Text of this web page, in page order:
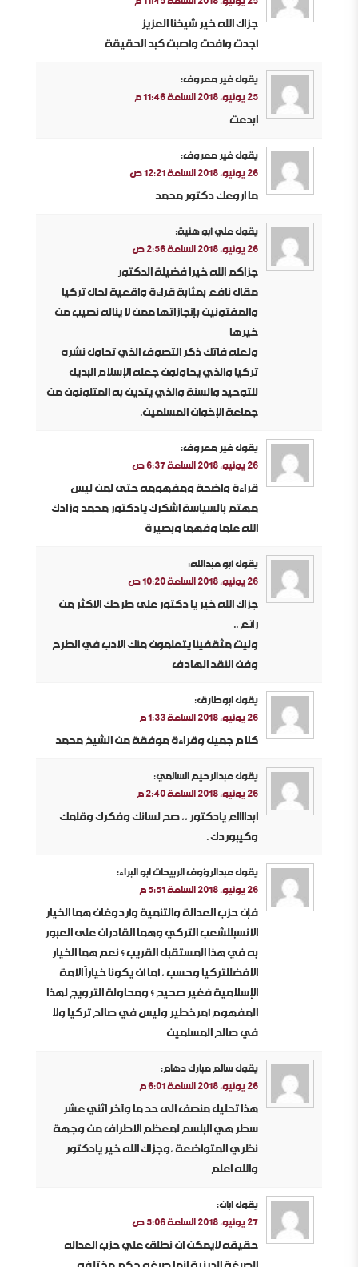
جزاك الله خير شيخنا العزيز
أجدت وأفدت وأصبت كبد الحقيقة
يقولغير معروف:
25 يونيو، 2018 الساعة 11:46 م
ابدعت
يقولغير معروف:
26 يونيو، 2018 الساعة 12:21 ص
ما اروعك دكتور محمد
يقولعلي أبو هنية:
26 يونيو، 2018 الساعة 2:56 ص
جزاكم الله خيرا فضيلة الدكتور
مقال نافع بمثابة قراءة واقعية لحال تركيا
والمفتونين بإنجازاتها ممن لا يناله نصيب من
خيرها
ولعله فاتك ذكر التصوف الذي تحاول نشره
تركيا والذي يحاولون جعله الإسلام البديل
للتوحيد والسنة والذي يتدين به المتلونون من
جماعة الإخوان المسلمين.
يقولغير معروف:
26 يونيو، 2018 الساعة 6:37 ص
قراءة واضحة ومفهومه حتى لمن ليس
مهتم بالسياسة اشكرك يادكتور محمد وزادك
الله علما وفهما وبصيرة
يقولأبو عبدالله:
26 يونيو، 2018 الساعة 10:20 ص
جزاك الله خير يا دكتور على طرحك الأكثر من
رائع ..
وليت مثقفينا يتعلمون منك الأدب في الطرح
وفن النقد الهادف
يقولابوطارق:
26 يونيو، 2018 الساعة 1:33 م
كلام جميل وقراءة موفقة من الشيخ محمد
يقولعبدالرحيم السالمي:
26 يونيو، 2018 الساعة 2:40 م
ابدااااع يادكتور ،، صح لسانك وفكرك وقلمك
وكيبوردك .
يقولعبدالرؤوف الربيحات ابو البراء:
26 يونيو، 2018 الساعة 5:51 م
فإن حزب العدالة والتنمية وأردوغان هما الخيار
الأنسبللشعب التركي وهما القادران على العبور
به في هذا المستقبل القريب ؛ نعم هما الخيار
الافضللتركيا وحسب ، أما أن يكونا خياراً الأمة
الإسلامية فغير صحيح ؛ ومحاولة الترويج لهذا
المفهوم أمرخطير وليس في صالح تركيا ولا
في صالح المسلمين
يقولسالم مبارك دهام:
26 يونيو، 2018 الساعة 6:01 م
هذا تحليل منصف الى حد ما وآخر اثني عشر
سطر هي البلسم لمعظم الأطراف من وجهة
نظري المتواضعة ،وجزاك الله خير يادكتور
والله اعلم
يقولابان:
27 يونيو، 2018 الساعة 5:06 ص
حقيقه لايمكن ان نطلق علي حزب العداله